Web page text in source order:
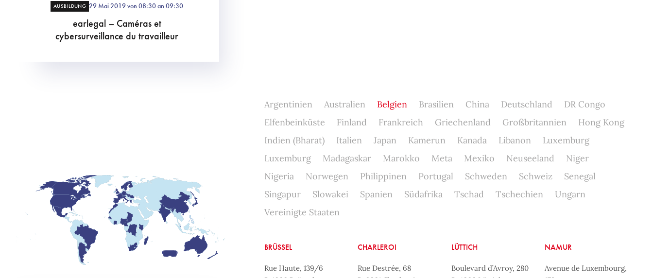
AUSBILDUNG 29 Mai 2019 von 08:30 an 09:30
earlegal – Caméras et
cybersurveillance du travailleur
Argentinien Australien Belgien Brasilien China Deutschland
DR Congo
Elfenbeinküste
Finland Frankreich Griechenland Großbritannien
Hong Kong
Indien (Bharat)
Italien Japan Kamerun Kanada Libanon
Luxemburg
Luxemburg
Madagaskar Marokko Meta Mexiko Neuseeland
Niger
Nigeria
Norwegen Philippinen Portugal Schweden Schweiz
Senegal
Singapur
Slowakei Spanien Südafrika Tschad Tschechien
Ungarn
Vereinigte Staaten
BRÜSSEL
Rue Haute, 139/6
CHARLEROI
Rue Destrée, 68
LÜTTICH
Boulevard d’Avroy, 280
NAMUR
Avenue de Luxembourg,